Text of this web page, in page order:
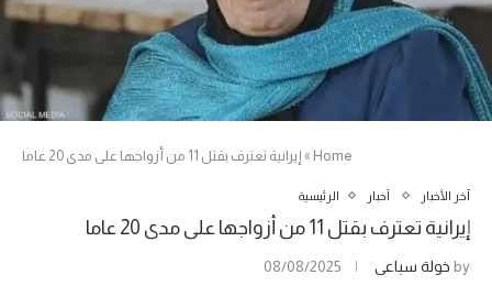
Home
» إيرانية تعترف بقتل 11 من أزواجها على مدى 20 عاما
آخر الأخبار أخبار الرئيسية
إيرانية تعترف بقتل 11 من أزواجها على مدى 20 عاما
by خولة سباعي 08/08/2025